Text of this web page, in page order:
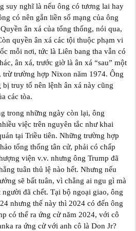
suy nghĩ là nếu ông có tương lai hay
có nên gắn liền số mạng của ông
ân xá của tổng thống, nói qua,
quyền ân xá các tội thuộc phạm vi
mỗi nơi, tức là Liên bang tha vẫn có
ân xá, trước giờ là ân xá “sau” một
trừ trường hợp Nixon năm 1974. Ông
truy tố nên lệnh ân xá này cũng
các tòa.
trong những ngày còn lại, ông
việc trên nguyên tắc như khai
tại Triều tiên. Những trường hợp
tổng thống tân cử, phải có chấp
viện v.v. nhưng ông Trump đã
tuân thủ lệ nào hết. Nhưng nếu
sẽ bất tuân, vì chẳng ai ngu gì mà
đã chết. Tại bộ ngoại giao, ông
nhưng thế này thì 2024 có đến ông
có thể ra ứng cử năm 2024, với cô
ra ứng cử với anh cô là Don Jr?